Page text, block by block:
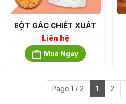
BỘT GẤC CHIẾT XUẤT
Liên hệ
Mua Ngay
Page 1 / 2 1 2